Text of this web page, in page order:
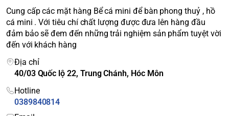
Cung cấp các mặt hàng Bể cá mini để bàn phong thuỷ , hồ
cá mini . Với tiêu chí chất lượng được đưa lên hàng đầu
đảm bảo sẽ đem đến những trải nghiệm sản phẩm tuyệt vời
đến với khách hàng
Địa chỉ
40/03 Quốc lộ 22, Trung Chánh, Hóc Môn
Hotline
0389840814